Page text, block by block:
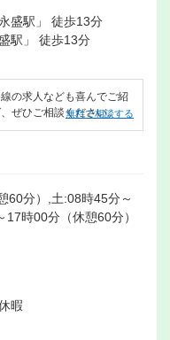
盛駅」 徒歩13分
駅」 徒歩13分
の求人なども喜んでご紹
ぜひご相談ください。
無料で相談する
60分）,土:08時45分～
時00分（休憩60分）
暇